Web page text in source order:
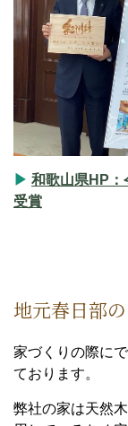
▶ 和歌山県HP：
受賞
地元春日部
家づくりの際に
ております。
弊社の家は天然